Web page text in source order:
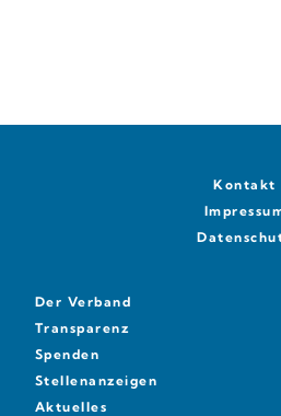
Kontakt
Der Verband
Transparenz
Spenden
Stellenanzeigen
Aktuelles